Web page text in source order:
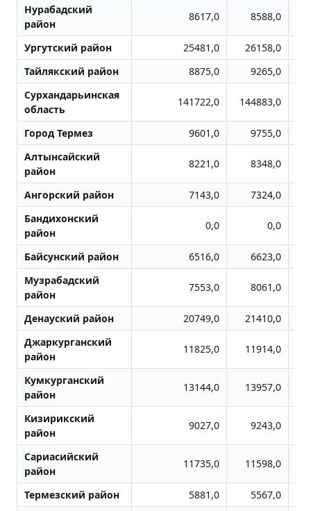
Нурабадский
район
8617,0 8588,0
Ургутский район 25481,0 26158,0
Тайлякский район
8875,0
9265,0
Сурхандарьинская
область
141722,0 144883,0
Город Термез 9601,0
9755,0
Алтынсайский
район
8221,0 8348,0
Ангорский район 7143,0
7324,0
Бандихонский
район
0,0 0,0
Байсунский район 6516,0
6623,0
Музрабадский
район
7553,0 8061,0
Денауский район 20749,0 21410,0
Джаркурганский
район
11825,0 11914,0
Кумкурганский
район
13144,0 13957,0
Кизирикский
район
9027,0 9243,0
Сариасийский
район
11735,0 11598,0
Термезский район 5881,0
5567,0